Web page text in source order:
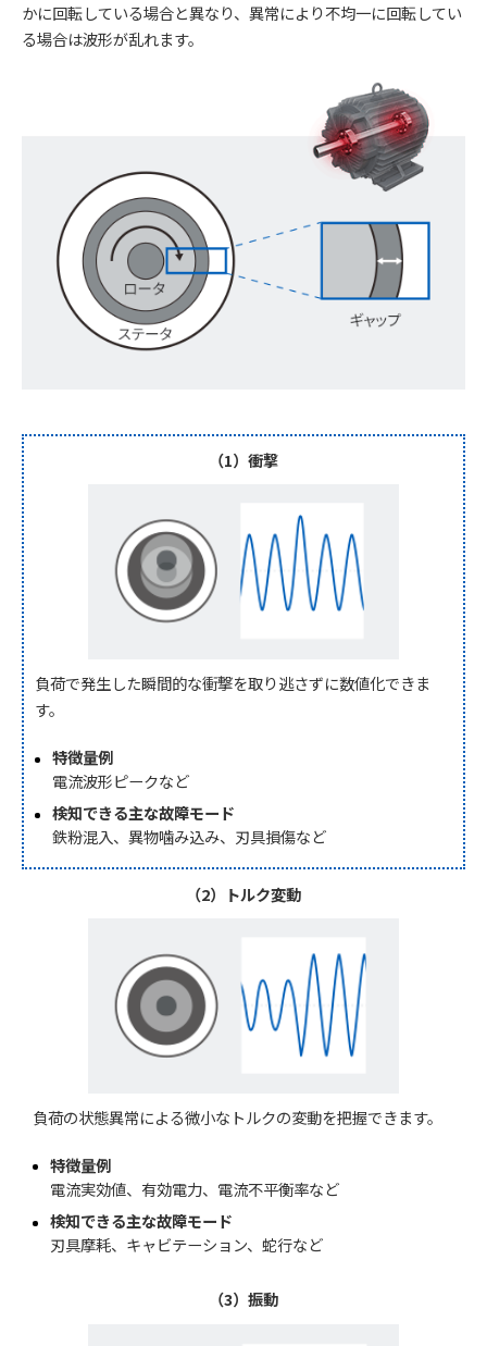
かに回転している場合と異なり、異常により不均一に回転してい
る場合は波形が乱れます。
（1）衝撃
負荷で発生した瞬間的な衝撃を取り逃さずに数値化できま
す。
特徴量例
電流波形ピークなど
検知できる主な故障モード
鉄粉混入、異物噛み込み、刃具損傷など
（2）トルク変動
負荷の状態異常による微小なトルクの変動を把握できます。
特徴量例
電流実効値、有効電力、電流不平衡率など
検知できる主な故障モード
刃具摩耗、キャビテーション、蛇行など
（3）振動